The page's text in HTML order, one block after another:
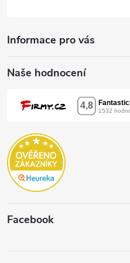
Informace pro vás
Naše hodnocení
Facebook